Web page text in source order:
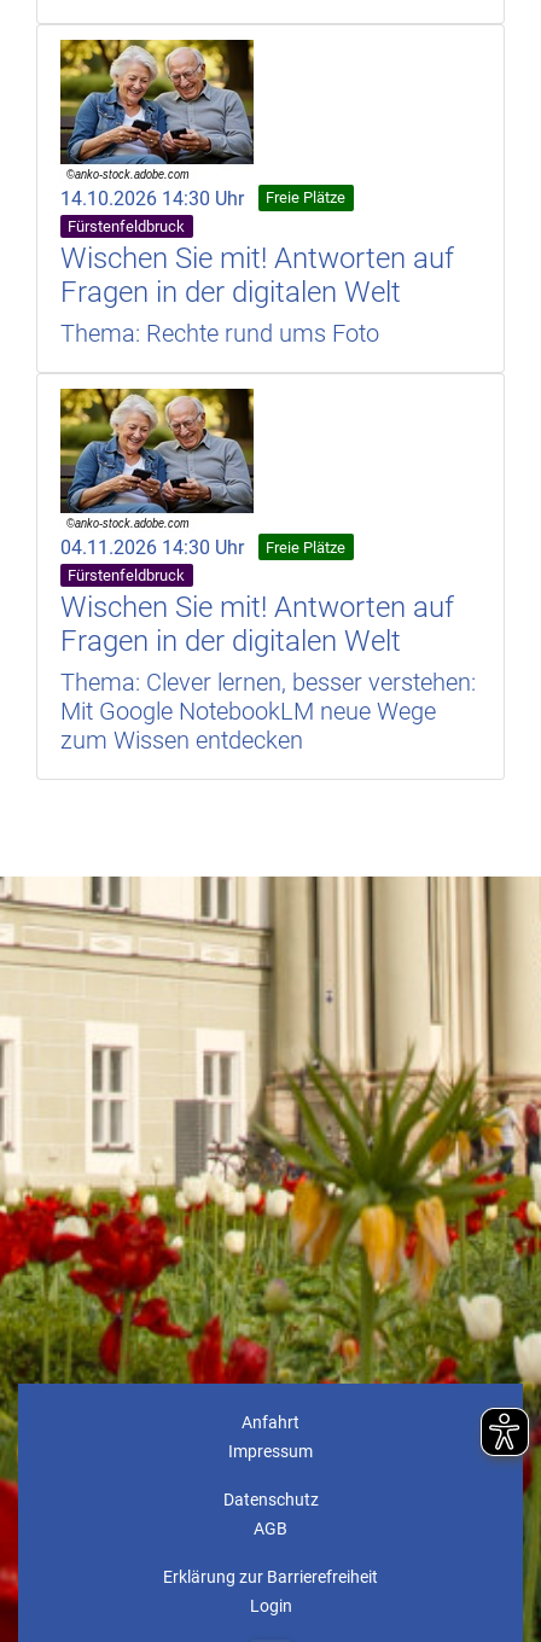
14.10.2026 14:30 Uhr
Freie Plätze
Fürstenfeldbruck
Wischen Sie mit! Antworten auf
Fragen in der digitalen Welt
Thema: Rechte rund ums Foto
04.11.2026 14:30 Uhr
Freie Plätze
Fürstenfeldbruck
Wischen Sie mit! Antworten auf
Fragen in der digitalen Welt
Thema: Clever lernen, besser verstehen:
Mit Google NotebookLM neue Wege
zum Wissen entdecken
Anfahrt
Impressum
Datenschutz
AGB
Erklärung zur Barrierefreiheit
Login